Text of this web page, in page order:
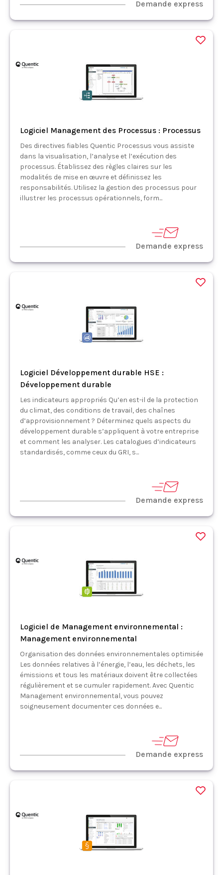
Demande express
Logiciel Management des Processus : Processus
Des directives fiables Quentic Processus vous assiste
dans la visualisation, l’analyse et l’exécution des
processus. Établissez des règles claires sur les
modalités de mise en œuvre et définissez les
responsabilités. Utilisez la gestion des processus pour
illustrer les processus opérationnels, form...
Demande express
Logiciel Développement durable HSE :
Développement durable
Les indicateurs appropriés Qu’en est-il de la protection
du climat, des conditions de travail, des chaînes
d’approvisionnement ? Déterminez quels aspects du
développement durable s’appliquent à votre entreprise
et comment les analyser. Les catalogues d’indicateurs
standardisés, comme ceux du GRI, s...
Demande express
Logiciel de Management environnemental :
Management environnemental
Organisation des données environnementales optimisée
Les données relatives à l’énergie, l’eau, les déchets, les
émissions et tous les matériaux doivent être collectées
régulièrement et se cumuler rapidement. Avec Quentic
Management environnemental, vous pouvez
soigneusement documenter ces données e...
Demande express